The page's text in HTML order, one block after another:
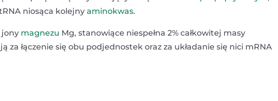
niosąca kolejny aminokwas.
jony magnezu Mg, stanowiące niespełna 2% całkowitej masy
za łączenie się obu podjednostek oraz za układanie się nici mRNA